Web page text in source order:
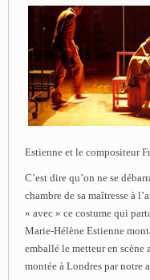
Estienne et le compositeur
C’est dire qu’on ne se
chambre de sa maîtresse à
« avec » ce costume qui
Marie-Hélène Estienne
emballé le metteur en
montée à Londres par notre